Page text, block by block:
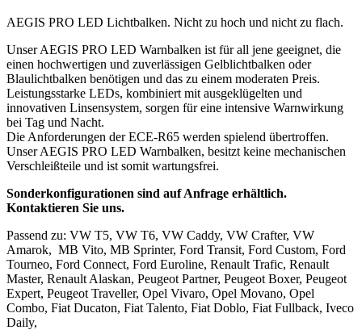
AEGIS PRO LED Lichtbalken. Nicht zu hoch und nicht zu flach.
Unser AEGIS PRO LED Warnbalken ist für all jene geeignet, die
einen hochwertigen und zuverlässigen Gelblichtbalken oder
Blaulichtbalken benötigen und das zu einem moderaten Preis.
Leistungsstarke LEDs, kombiniert mit ausgeklügelten und
innovativen Linsensystem, sorgen für eine intensive Warnwirkung
bei Tag und Nacht.
Die Anforderungen der ECE-R65 werden spielend übertroffen.
Unser AEGIS PRO LED Warnbalken, besitzt keine mechanischen
Verschleißteile und ist somit wartungsfrei.
Sonderkonfigurationen sind auf Anfrage erhältlich.
Kontaktieren Sie uns.
Passend zu: VW T5, VW T6, VW Caddy, VW Crafter, VW
Amarok, MB Vito, MB Sprinter, Ford Transit, Ford Custom, Ford
Tourneo, Ford Connect, Ford Euroline, Renault Trafic, Renault
Master, Renault Alaskan, Peugeot Partner, Peugeot Boxer, Peugeot
Expert, Peugeot Traveller, Opel Vivaro, Opel Movano, Opel
Combo, Fiat Ducaton, Fiat Talento, Fiat Doblo, Fiat Fullback, Iveco
Daily,